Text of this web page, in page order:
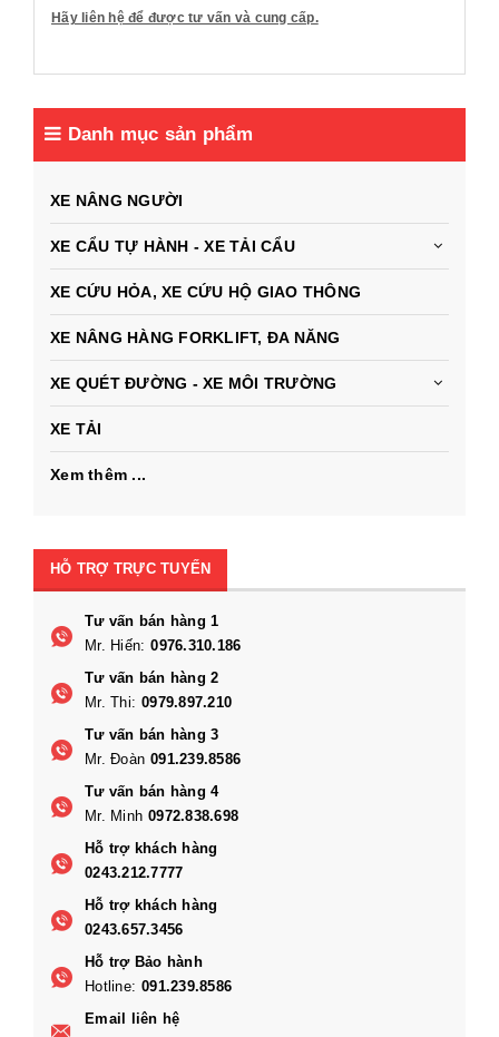
Hãy liên hệ để được tư vấn và cung cấp.
Danh mục sản phẩm
XE NÂNG NGƯỜI
XE CẨU TỰ HÀNH - XE TẢI CẨU
XE CỨU HỎA, XE CỨU HỘ GIAO THÔNG
XE NÂNG HÀNG FORKLIFT, ĐA NĂNG
XE QUÉT ĐƯỜNG - XE MÔI TRƯỜNG
XE TẢI
Xem thêm ...
HỖ TRỢ TRỰC TUYẾN
Tư vấn bán hàng 1
Mr. Hiến: 0976.310.186
Tư vấn bán hàng 2
Mr. Thi: 0979.897.210
Tư vấn bán hàng 3
Mr. Đoàn 091.239.8586
Tư vấn bán hàng 4
Mr. Minh 0972.838.698
Hỗ trợ khách hàng
0243.212.7777
Hỗ trợ khách hàng
0243.657.3456
Hỗ trợ Bảo hành
Hotline: 091.239.8586
Email liên hệ